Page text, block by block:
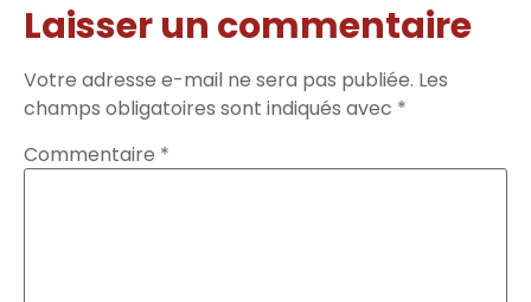
Laisser un commentaire
Votre adresse e-mail ne sera pas publiée. Les
champs obligatoires sont indiqués avec *
Commentaire *